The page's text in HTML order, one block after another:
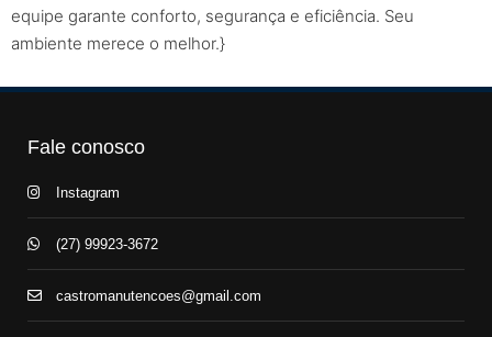
equipe garante conforto, segurança e eficiência. Seu
ambiente merece o melhor.}
Fale conosco
Instagram
(27) 99923-3672
castromanutencoes@gmail.com